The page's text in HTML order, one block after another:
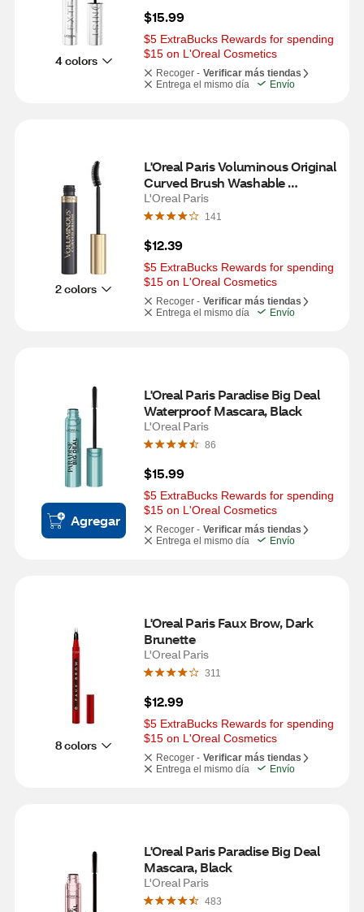
4 colors
$15.99
$5 ExtraBucks Rewards for spending
$15 on L'Oreal Cosmetics
Recoger - Verificar más tiendas
Entrega el mismo día
Envío
2 colors
L'Oreal Paris Voluminous Original
Curved Brush Washable
Mascara, 340 Black
L'Oreal Paris
141
$12.39
$5 ExtraBucks Rewards for spending
$15 on L'Oreal Cosmetics
Recoger - Verificar más tiendas
Entrega el mismo día
Envío
Agregar
L'Oreal Paris Paradise Big Deal
Waterproof Mascara, Black
L'Oreal Paris
86
$15.99
$5 ExtraBucks Rewards for spending
$15 on L'Oreal Cosmetics
Recoger - Verificar más tiendas
Entrega el mismo día
Envío
8 colors
L'Oreal Paris Faux Brow, Dark
Brunette
L'Oreal Paris
311
$12.99
$5 ExtraBucks Rewards for spending
$15 on L'Oreal Cosmetics
Recoger - Verificar más tiendas
Entrega el mismo día
Envío
L'Oreal Paris Paradise Big Deal
Mascara, Black
L'Oreal Paris
483